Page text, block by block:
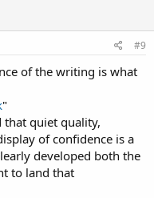
#9
of the writing is what
"
quiet quality,
of confidence is a
developed both the
to land that